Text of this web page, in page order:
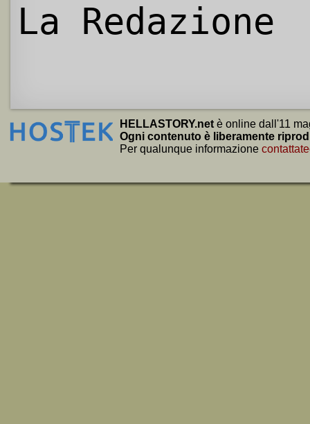
La Redazione
HELLASTORY.net è online dall'11
Ogni contenuto è liberamente
Per qualunque informazione